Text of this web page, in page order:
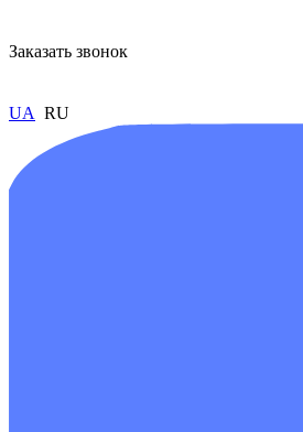
Заказать звонок
UA RU